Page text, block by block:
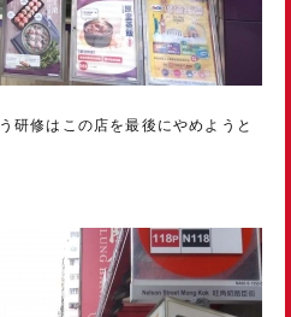
研修はこの店を最後にやめようと